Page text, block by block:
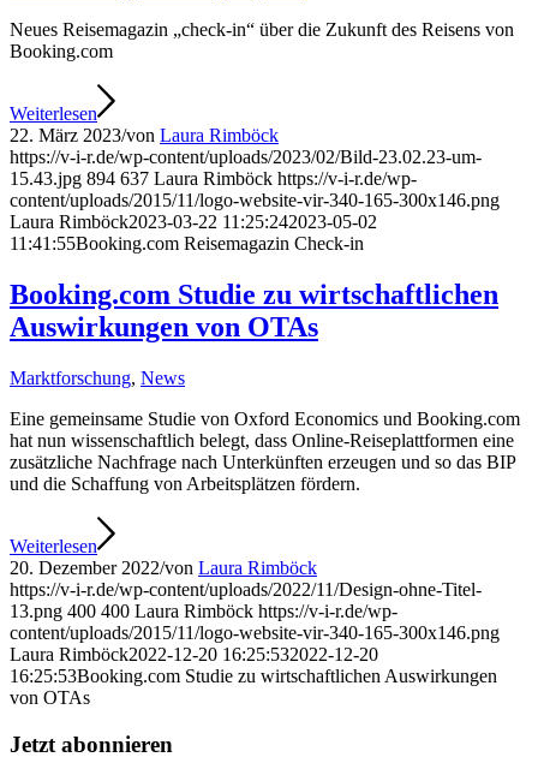
Neues Reisemagazin „check-in“ über die Zukunft des Reisens von
Booking.com
Weiterlesen
22. März 2023/von Laura Rimböck
https://v-i-r.de/wp-content/uploads/2023/02/Bild-23.02.23-um-
15.43.jpg 894 637 Laura Rimböck https://v-i-r.de/wp-
content/uploads/2015/11/logo-website-vir-340-165-300x146.png
Laura Rimböck2023-03-22 11:25:242023-05-02
11:41:55Booking.com Reisemagazin Check-in
Booking.com Studie zu wirtschaftlichen
Auswirkungen von OTAs
Marktforschung, News
Eine gemeinsame Studie von Oxford Economics und Booking.com
hat nun wissenschaftlich belegt, dass Online-Reiseplattformen eine
zusätzliche Nachfrage nach Unterkünften erzeugen und so das BIP
und die Schaffung von Arbeitsplätzen fördern.
Weiterlesen
20. Dezember 2022/von Laura Rimböck
https://v-i-r.de/wp-content/uploads/2022/11/Design-ohne-Titel-
13.png 400 400 Laura Rimböck https://v-i-r.de/wp-
content/uploads/2015/11/logo-website-vir-340-165-300x146.png
Laura Rimböck2022-12-20 16:25:532022-12-20
16:25:53Booking.com Studie zu wirtschaftlichen Auswirkungen
von OTAs
Jetzt abonnieren